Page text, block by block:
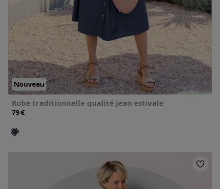
Nouveau
Robe traditionnelle qualité jean estivale
79€